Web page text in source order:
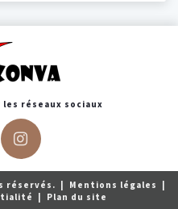
réseaux sociaux
réservés. Mentions légales
Plan du site